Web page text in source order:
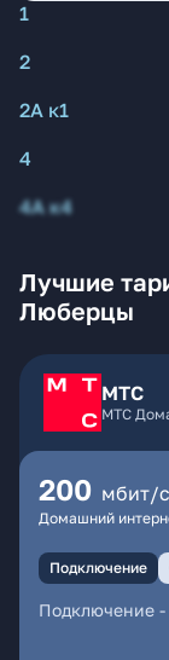
1
2
2А к1
4
4А к4
Лучшие
Люберцы
МТС
МТС
200 мбит/
Домашний
Подключение
Подключение -